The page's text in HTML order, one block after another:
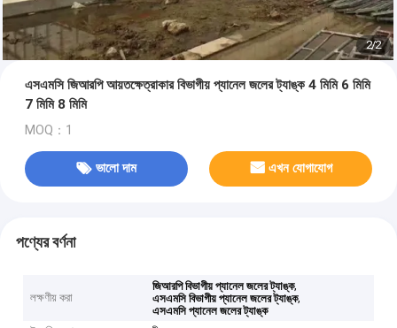
2/2
এসএমসি জিআরপি আয়তক্ষেত্রাকার বিভাগীয় প্যানেল জলের ট্যাঙ্ক 4 মিমি 6 মিমি
7 মিমি 8 মিমি
MOQ：1
ভালো দাম এখন যোগাযোগ
পণ্যের বর্ণনা
লক্ষণীয় করা
জিআরপি বিভাগীয় প্যানেল জলের ট্যাঙ্ক,
এসএমসি বিভাগীয় প্যানেল জলের ট্যাঙ্ক,
এসএমসি প্যানেল জলের ট্যাঙ্ক